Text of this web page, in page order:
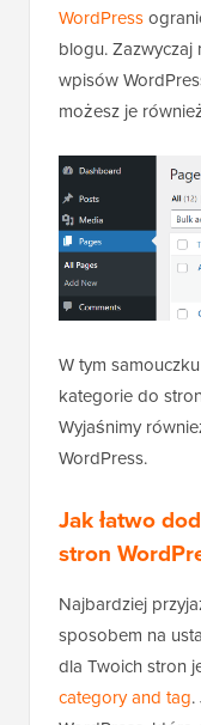
WordPress
blogu.
wpisów
możesz je
W tym
kategorie do
Wyjaśnimy
WordPress.
Jak łatwo
stron
Najbardziej
sposobem na
dla Twoich stron
category and tag